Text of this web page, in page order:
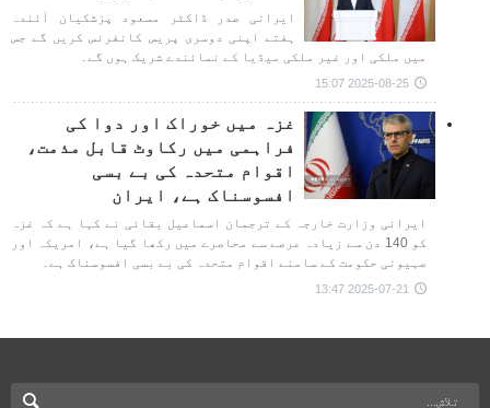
ایرانی صدر ڈاکٹر مسعود پزشکیان آئندہ
ہفتے اپنی دوسری پریس کانفرنس کریں گے جس
میں ملکی اور غیر ملکی میڈیا کے نمائندے شریک ہوں گے۔
2025-08-25 15:07
غزہ میں خوراک اور دوا کی
فراہمی میں رکاوٹ قابل مذمت،
اقوام متحدہ کی بے بسی
افسوسناک ہے، ایران
ایرانی وزارت خارجہ کے ترجمان اسماعیل بقائی نے کہا ہے کہ غزہ
کو 140 دن سے زیادہ عرصے سے محاصرے میں رکھا گیا ہے، امریکہ اور
صہیونی حکومت کے سامنے اقوام متحدہ کی بے بسی افسوسناک ہے۔
2025-07-21 13:47